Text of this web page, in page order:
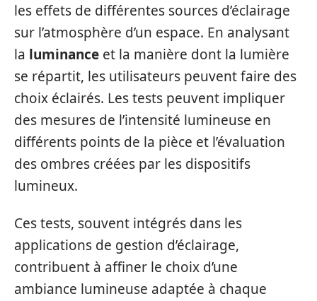
les effets de différentes sources d’éclairage
sur l’atmosphère d’un espace. En analysant
la luminance et la manière dont la lumière
se répartit, les utilisateurs peuvent faire des
choix éclairés. Les tests peuvent impliquer
des mesures de l’intensité lumineuse en
différents points de la pièce et l’évaluation
des ombres créées par les dispositifs
lumineux.
Ces tests, souvent intégrés dans les
applications de gestion d’éclairage,
contribuent à affiner le choix d’une
ambiance lumineuse adaptée à chaque